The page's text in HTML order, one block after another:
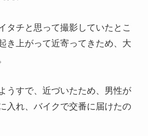
タチと思って撮影していたとこ
き上がって近寄ってきため、大
うすで、近づいたため、男性が
入れ、バイクで交番に届けたの